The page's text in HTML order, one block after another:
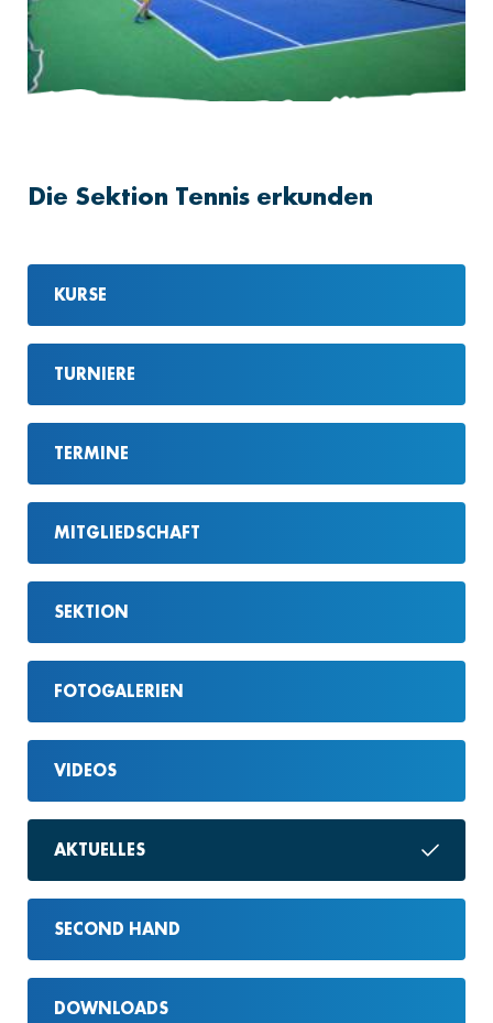
Die Sektion Tennis erkunden
KURSE
TURNIERE
TERMINE
MITGLIEDSCHAFT
SEKTION
FOTOGALERIEN
VIDEOS
AKTUELLES
SECOND HAND
DOWNLOADS